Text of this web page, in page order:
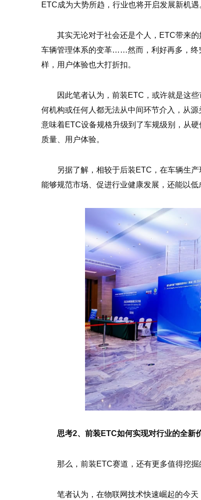
ETC成为大势所趋，行业也将开启发展新机遇
其实无论对于社会还是个人，ETC带来
车辆管理体系的变革……然而，利好再多，终
样，用户体验也大打折扣。
因此笔者认为，前装ETC，或许就是这
何机构或任何人都无法从中间环节介入，从
意味着ETC设备规格升级到了车规级别，从
质量、用户体验。
另据了解，相较于后装ETC，在车辆生
能够规范市场、促进行业健康发展，还能以
思考2、前装ETC如何实现对行业的全新
那么，前装ETC赛道，还有更多值得挖
笔者认为，在物联网技术快速崛起的今